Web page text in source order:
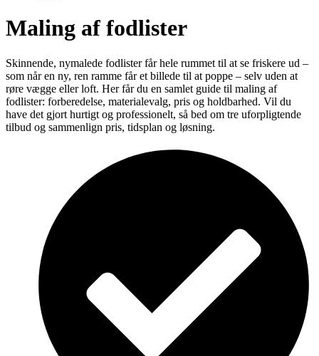
Maling af fodlister
Skinnende, nymalede fodlister får hele rummet til at se friskere ud –
som når en ny, ren ramme får et billede til at poppe – selv uden at
røre vægge eller loft. Her får du en samlet guide til maling af
fodlister: forberedelse, materialevalg, pris og holdbarhed. Vil du
have det gjort hurtigt og professionelt, så bed om tre uforpligtende
tilbud og sammenlign pris, tidsplan og løsning.